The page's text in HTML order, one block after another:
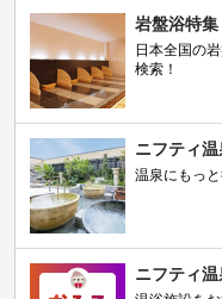
岩盤浴特集
日本全国の
検索！
ニフティ
温泉にもっ
ニフティ